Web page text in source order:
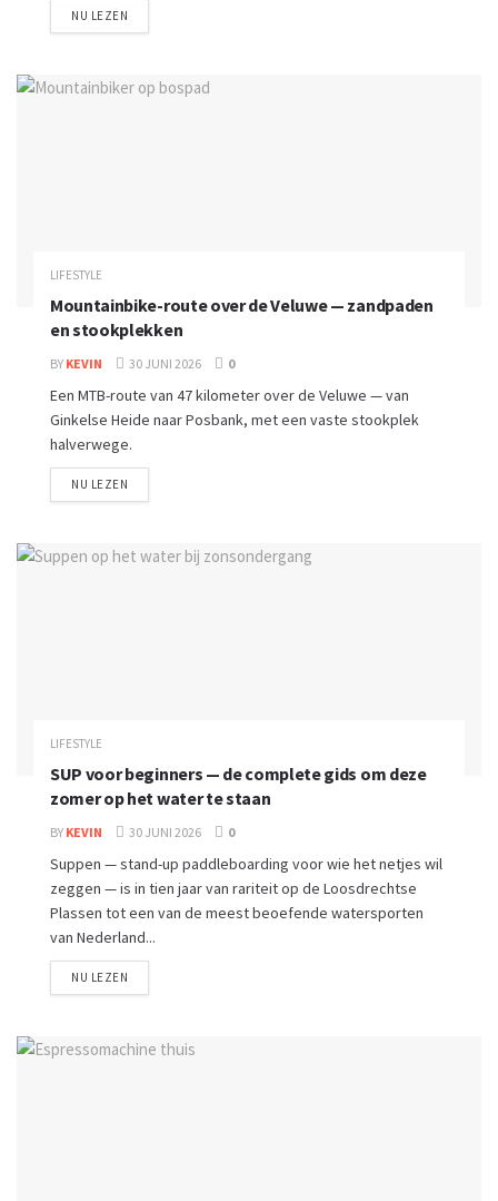
NU LEZEN
LIFESTYLE
Mountainbike-route over de Veluwe — zandpaden
en stookplekken
BY KEVIN 30 JUNI 2026 0
Een MTB-route van 47 kilometer over de Veluwe — van
Ginkelse Heide naar Posbank, met een vaste stookplek
halverwege.
NU LEZEN
LIFESTYLE
SUP voor beginners — de complete gids om deze
zomer op het water te staan
BY KEVIN 30 JUNI 2026 0
Suppen — stand-up paddleboarding voor wie het netjes wil
zeggen — is in tien jaar van rariteit op de Loosdrechtse
Plassen tot een van de meest beoefende watersporten
van Nederland...
NU LEZEN